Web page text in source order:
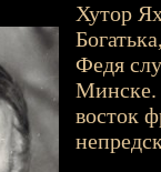
Хутор
Федя
Минске.
восток